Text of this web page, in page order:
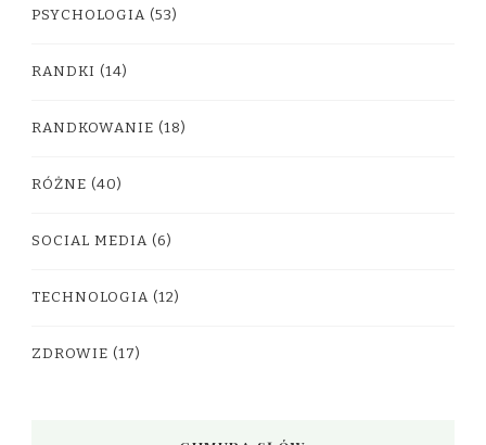
PSYCHOLOGIA (53)
RANDKI (14)
RANDKOWANIE (18)
RÓŻNE (40)
SOCIAL MEDIA (6)
TECHNOLOGIA (12)
ZDROWIE (17)